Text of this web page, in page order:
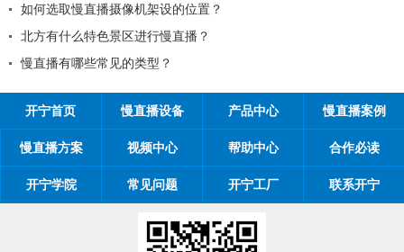
2026年开宁智能五一劳动节放假通知
慢直播摄像机架设的位置对观看体验有影响吗
开宁联合创始人给您的一封信
开宁首页 慢直播设备 产品中心 慢直播案例
慢直播方案 视频中心 帮助中心 合作必读
开宁学院 常见问题 开宁工厂 联系开宁